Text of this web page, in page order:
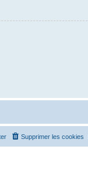
Supprimer les cookies